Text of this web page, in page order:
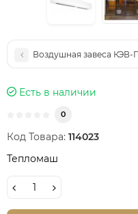
Воздушная завеса КЭВ-
Есть в наличии
0
Код Товара: 114023
Тепломаш